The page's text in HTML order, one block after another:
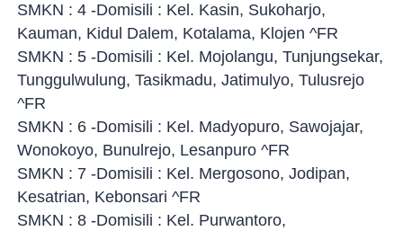
SMKN : 4 -Domisili : Kel. Kasin, Sukoharjo,
Kauman, Kidul Dalem, Kotalama, Klojen ^FR
SMKN : 5 -Domisili : Kel. Mojolangu, Tunjungsekar,
Tunggulwulung, Tasikmadu, Jatimulyo, Tulusrejo
^FR
SMKN : 6 -Domisili : Kel. Madyopuro, Sawojajar,
Wonokoyo, Bunulrejo, Lesanpuro ^FR
SMKN : 7 -Domisili : Kel. Mergosono, Jodipan,
Kesatrian, Kebonsari ^FR
SMKN : 8 -Domisili : Kel. Purwantoro,